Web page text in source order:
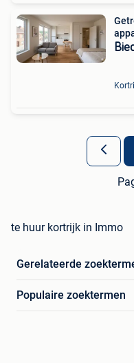
te huur kortrijk in Immo
Gerelateerde
Populaire zoektermen